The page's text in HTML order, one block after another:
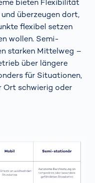
bieten Flexibilität
überzeugen dort,
flexibel setzen
wollen. Semi-
starken Mittelweg –
über längere
für Situationen,
Ort schwierig oder